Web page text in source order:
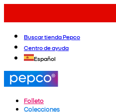
Buscar tienda Pepco
Centro de ayuda
Español
Folleto
Colecciones